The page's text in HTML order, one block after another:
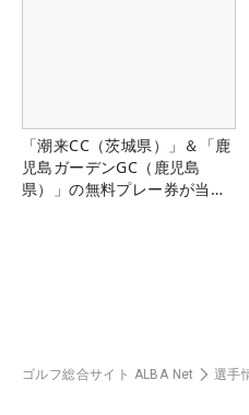
「潮来CC（茨城県）」＆「鹿
児島ガーデンGC（鹿児島
県）」の無料プレー券が当た
ゴルフ総合サイト ALBA Net 選手